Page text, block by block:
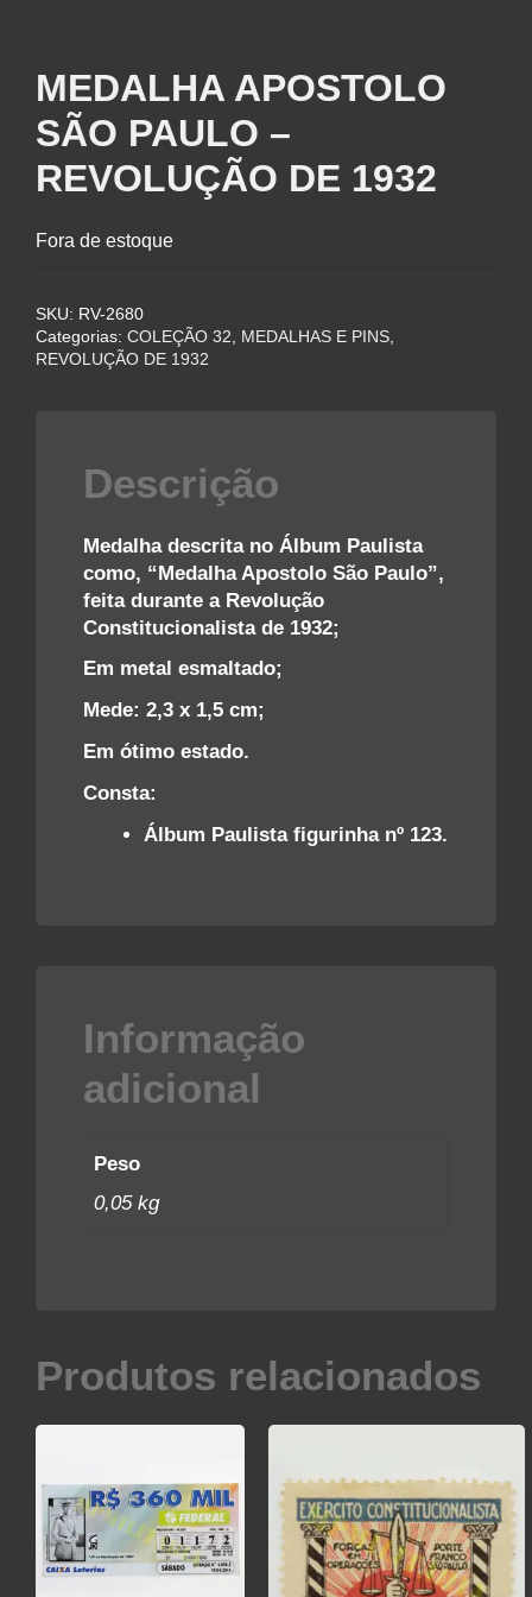
MEDALHA APOSTOLO
SÃO PAULO –
REVOLUÇÃO DE 1932
Fora de estoque
SKU: RV-2680
Categorias: COLEÇÃO 32 MEDALHAS E PINS
REVOLUÇÃO DE 1932
Descrição
Medalha descrita no Álbum Paulista
como, “Medalha Apostolo São Paulo”,
feita durante a Revolução
Constitucionalista de 1932;
Em metal esmaltado;
Mede: 2,3 x 1,5 cm;
Em ótimo estado.
Consta:
Álbum Paulista figurinha nº 123.
Informação
adicional
Peso
0,05 kg
Produtos relacionados